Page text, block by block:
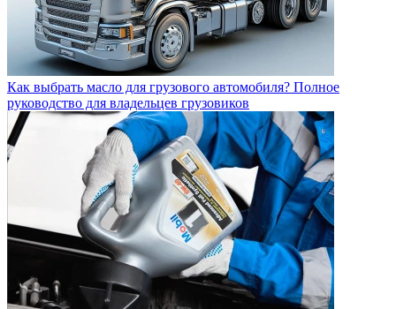
Как выбрать масло для грузового автомобиля? Полное
руководство для владельцев грузовиков